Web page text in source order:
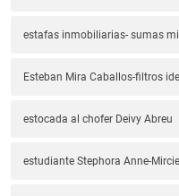
estafas inmobiliarias- sumas
Esteban Mira Caballos-filtros
estocada al chofer Deivy Abreu
estudiante Stephora Anne-